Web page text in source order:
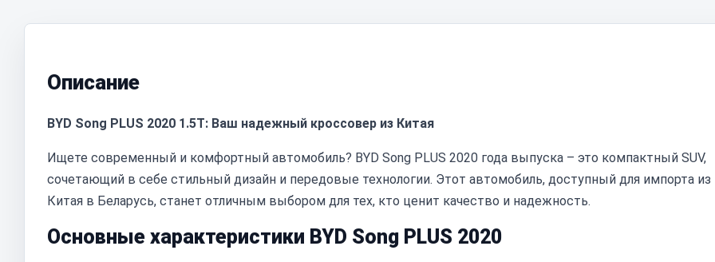
Описание
BYD Song PLUS 2020 1.5T: Ваш надежный кроссовер из Китая
Ищете современный и комфортный автомобиль? BYD Song PLUS 2020 года выпуска – это компактный SUV,
сочетающий в себе стильный дизайн и передовые технологии. Этот автомобиль, доступный для импорта из
Китая в Беларусь, станет отличным выбором для тех, кто ценит качество и надежность.
Основные характеристики BYD Song PLUS 2020